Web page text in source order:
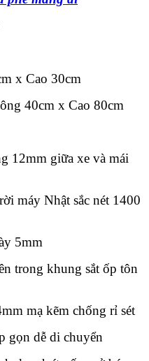
x Cao 30cm
40cm x Cao 80cm
12mm giữa xe và mái
máy Nhật sắc nét 1400
5mm
trong khung sắt ốp tôn
mạ kẽm chống rỉ sét
gọn dễ di chuyển